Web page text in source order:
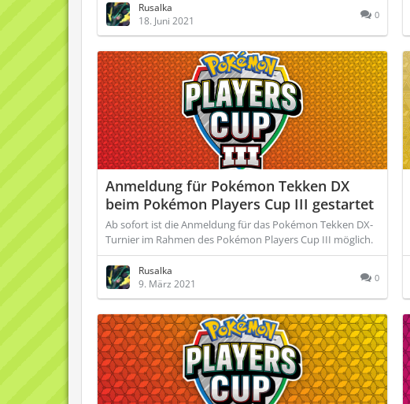
Rusalka
18. Juni 2021
0
Anmeldung für Pokémon Tekken DX
beim Pokémon Players Cup III gestartet
Ab sofort ist die Anmeldung für das Pokémon Tekken DX-
Turnier im Rahmen des Pokémon Players Cup III möglich.
Rusalka
9. März 2021
0